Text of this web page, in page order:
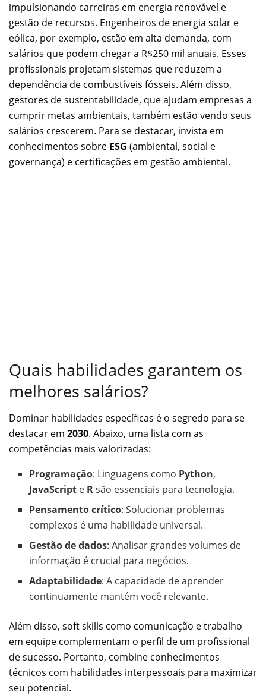
impulsionando carreiras em energia renovável e
gestão de recursos. Engenheiros de energia solar e
eólica, por exemplo, estão em alta demanda, com
salários que podem chegar a R$250 mil anuais. Esses
profissionais projetam sistemas que reduzem a
dependência de combustíveis fósseis. Além disso,
gestores de sustentabilidade, que ajudam empresas a
cumprir metas ambientais, também estão vendo seus
salários crescerem. Para se destacar, invista em
conhecimentos sobre ESG (ambiental, social e
governança) e certificações em gestão ambiental.
Quais habilidades garantem os
melhores salários?
Dominar habilidades específicas é o segredo para se
destacar em 2030. Abaixo, uma lista com as
competências mais valorizadas:
Programação: Linguagens como Python,
JavaScript e Rsão essenciais para tecnologia.
Pensamento crítico: Solucionar problemas
complexos é uma habilidade universal.
Gestão de dados: Analisar grandes volumes de
informação é crucial para negócios.
Adaptabilidade: A capacidade de aprender
continuamente mantém você relevante.
Além disso, soft skills como comunicação e trabalho
em equipe complementam o perfil de um profissional
de sucesso. Portanto, combine conhecimentos
técnicos com habilidades interpessoais para maximizar
seu potencial.